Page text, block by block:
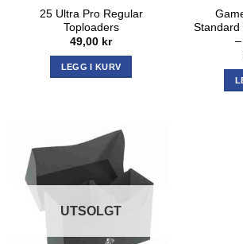
25 Ultra Pro Regular
Toploaders
49,00 kr
LEGG I KURV
Standard
UTSOLGT